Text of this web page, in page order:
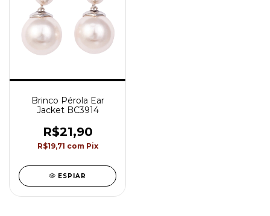
Brinco Pérola Ear
Jacket BC3914
R$21,90
R$19,71 com Pix
ESPIAR